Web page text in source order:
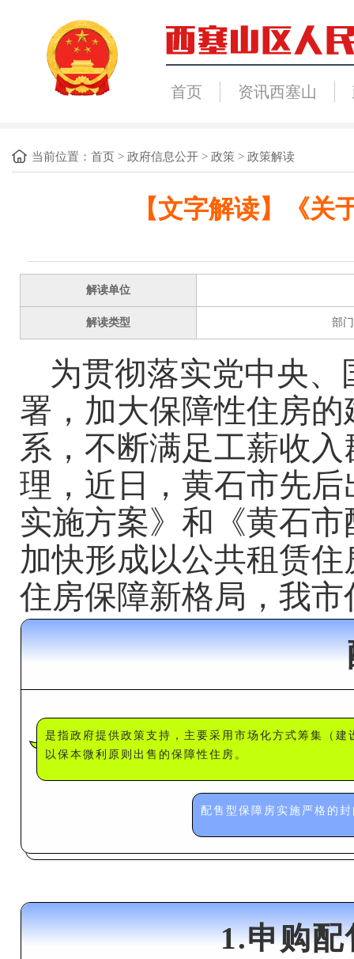
首页 资讯西塞山
当前位置： 首页 > 政府信息公开 > 政策 > 政策解读
【文字解读】《
解读单位
解读类型 部
为贯彻落实党中央
署，加大保障性住房
系，不断满足工薪收
理，近日，黄石市先后
实施方案》 和 《黄石
加快形成以公共租赁
住房保障新格局，我
是指政府提供政策支持，主要采用市场化方式筹集（
以保本微利原则出售的保障性住房。
配售型保障房实施严格的
1.申购配